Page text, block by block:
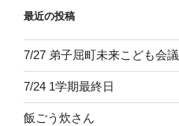
最近の投稿
7/27 弟子屈町未来こども会議
7/24 1学期最終日
飯ごう炊さん